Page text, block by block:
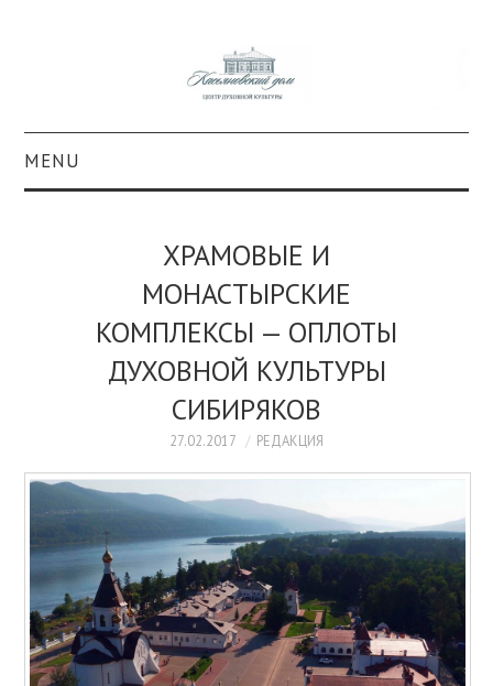
MENU
КОЛЛЕКЦИИ
#КАСДОМ
КУЛЬТУРА
ОБРАЗОВАНИЕ
ПРОСВЕЩЕНИЕ
ХРАМОВЫЕ И
МОНАСТЫРСКИЕ
КОМПЛЕКСЫ — ОПЛОТЫ
ДУХОВНОЙ КУЛЬТУРЫ
СИБИРЯКОВ
27.02.2017 РЕДАКЦИЯ